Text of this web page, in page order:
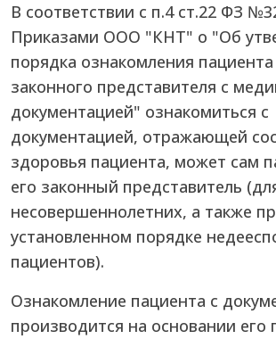
В соответствии с п.4 ст.22 ФЗ
Приказами ООО "КНТ" о "Об
порядка ознакомления
законного представителя с
документацией" ознакомиться с
документацией, отражающей
здоровья пациента, может сам
его законный представитель
несовершеннолетних, а также
установленном порядке
пациентов).
Ознакомление пациента с
производится на основании его